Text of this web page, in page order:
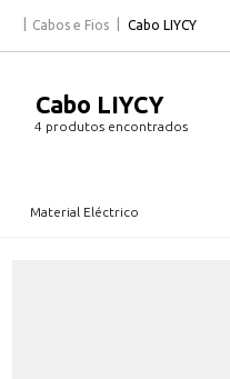
Cabos e Fios Cabo LIYCY
Cabo LIYCY
4 produtos encontrados
Material Eléctrico